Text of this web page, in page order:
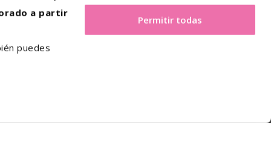
a partir
puedes
Permitir todas